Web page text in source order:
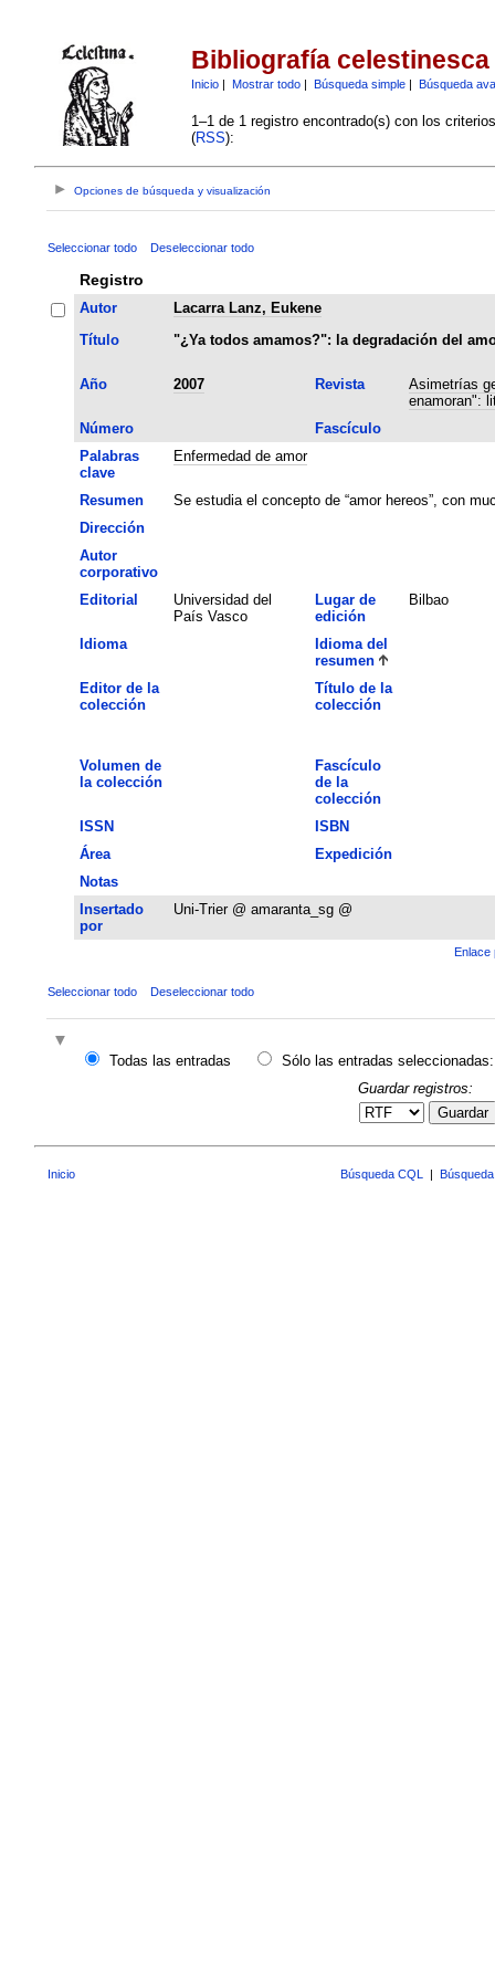
Bibliografía celestinesca
Inicio| Mostrar todo| Búsqueda simple| Búsqueda
1–1 de 1 registro encontrado(s) con los
(RSS):
Opciones de búsqueda y visualización
Seleccionar todo Deseleccionar todo
Registro
Autor
Lacarra Lanz, Eukene
Título
"¿Ya todos amamos?": la degradación del
Año 2007 Revista
Asimetrías
enamoran":
Número
Fascículo
Palabras
clave
Enfermedad de amor
Resumen
Se estudia el concepto de “amor hereos”, con
Dirección
Autor
corporativo
Editorial
Universidad del
País Vasco
Lugar de
edición
Bilbao
Idioma
Idioma del
resumen
Editor de la
colección
Título de la
colección
Volumen de
la colección
Fascículo
de la
colección
ISSN
ISBN
Área
Expedición
Notas
Insertado
por
Uni-Trier @ amaranta_sg @
Enlace
Seleccionar todo Deseleccionar todo
Todas las entradas
Sólo las entradas seleccionadas:
Guardar registros:
Guardar
Inicio Búsqueda CQL